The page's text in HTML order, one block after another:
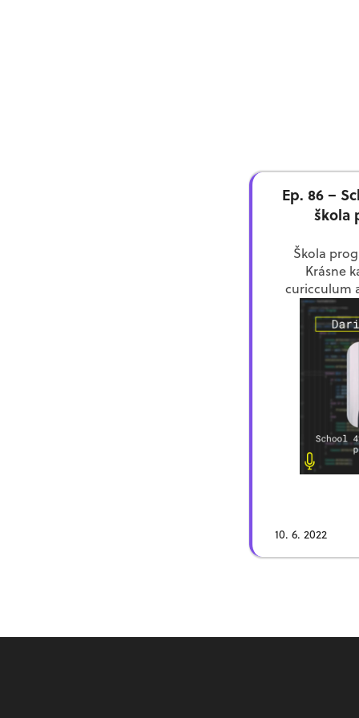
Ep. 86 –
škola
Škola
Krásne
curicculum
kolektív s
10. 6. 2022